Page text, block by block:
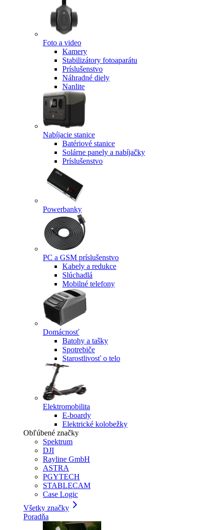
Foto a video
Kamery
Stabilizátory fotoaparátu
Príslušenstvo
Náhradné diely
Nanlite
Nabíjacie stanice
Batériové stanice
Solárne panely a nabíjačky
Príslušenstvo
Powerbanky
PC a GSM príslušenstvo
Kabely a redukce
Slúchadlá
Mobilné telefony
Domácnosť
Batohy a tašky
Spotrebiče
Starostlivosť o telo
Elektromobilita
E-boardy
Elektrické kolobežky
Obľúbené značky
Spektrum
DJI
Rayline GmbH
ASTRA
PGYTECH
STABLECAM
Case Logic
Všetky značky
Poradňa